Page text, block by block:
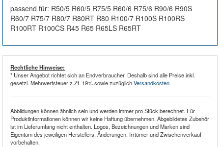
passend für: R50/5 R60/5 R75/5 R60/6 R75/6 R90/6 R90S
R60/7 R75/7 R80/7 R80RT R80 R100/7 R100S R100RS
R100RT R100CS R45 R65 R65LS R65RT
Rechtliche Hinweise:
* Unser Angebot richtet sich an Endverbraucher. Deshalb sind alle Preise inkl.
gesetzl. Mehrwertsteuer z.Zt. 19% sowie zuzüglichVersandkosten.
Abbildungen können ähnlich sein und werden immer pro Stück berechnet. Für
Produktinformationen können wir keine Haftung übernehmen. Abgebildetes Zubehör
ist im Lieferumfang nicht enthalten. Logos, Bezeichnungen und Marken sind
Eigentum des jeweiligen Herstellers. Änderungen, Irrtümer und Zwischenverkauf
vorbehalten.